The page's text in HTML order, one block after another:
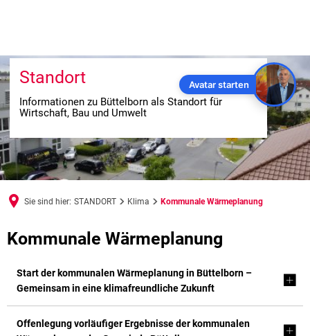
Standort
Informationen zu Büttelborn als Standort für
Wirtschaft, Bau und Umwelt
Sie sind hier: STANDORT Klima Kommunale Wärmeplanung
Kommunale
Kommunale Wärmeplanung
Start der kommunalen Wärmeplanung in Büttelborn –
Gemeinsam in eine klimafreundliche Zukunft
Offenlegung vorläufiger Ergebnisse der kommunalen
Avatar starten